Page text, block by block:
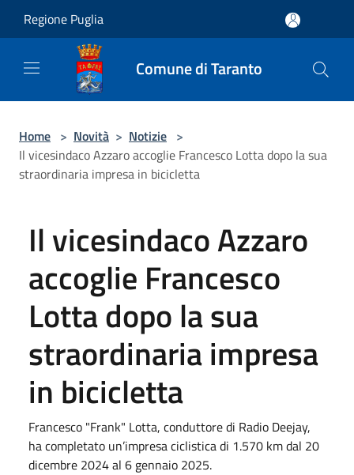
Regione Puglia
Comune di Taranto
Home > Novità > Notizie >
Il vicesindaco Azzaro accoglie Francesco Lotta dopo la sua
straordinaria impresa in bicicletta
Il vicesindaco Azzaro
accoglie Francesco
Lotta dopo la sua
straordinaria impresa
in bicicletta
Francesco "Frank" Lotta, conduttore di Radio Deejay,
ha completato un’impresa ciclistica di 1.570 km dal 20
dicembre 2024 al 6 gennaio 2025.